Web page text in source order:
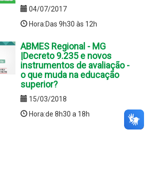
04/07/2017
Hora:Das 9h30 às 12h
ABMES Regional - MG
|Decreto 9.235 e novos
instrumentos de avaliação -
o que muda na educação
superior?
15/03/2018
Hora:de 8h30 a 18h